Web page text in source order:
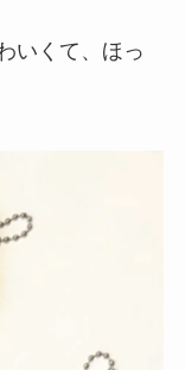
いくて、ほっ